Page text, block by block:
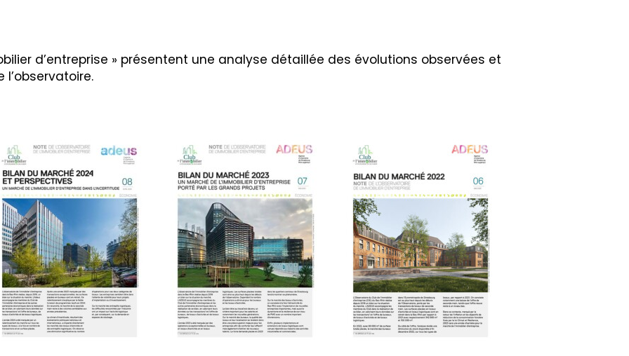
d’entreprise » présentent une analyse détaillée des évolutions observées et